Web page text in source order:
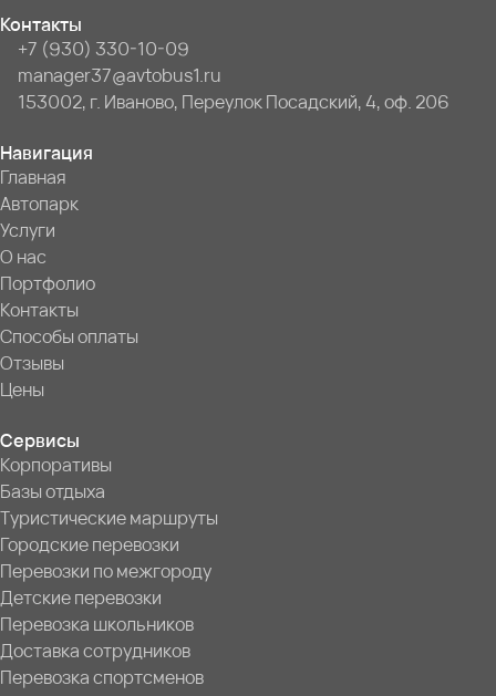
Контакты
+7 (930) 330-10-09
manager37@avtobus1.ru
153002, г. Иваново, Переулок Посадский, 4, оф. 206
Навигация
Главная
Автопарк
Услуги
О нас
Портфолио
Контакты
Способы оплаты
Отзывы
Цены
Сервисы
Корпоративы
Базы отдыха
Туристические маршруты
Городские перевозки
Перевозки по межгороду
Детские перевозки
Перевозка школьников
Доставка сотрудников
Перевозка спортсменов